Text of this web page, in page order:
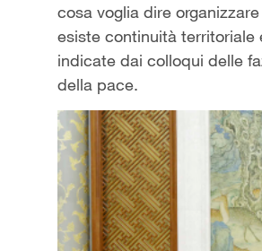
cosa voglia dire
esiste continuità
indicate dai colloqui delle
della pace.